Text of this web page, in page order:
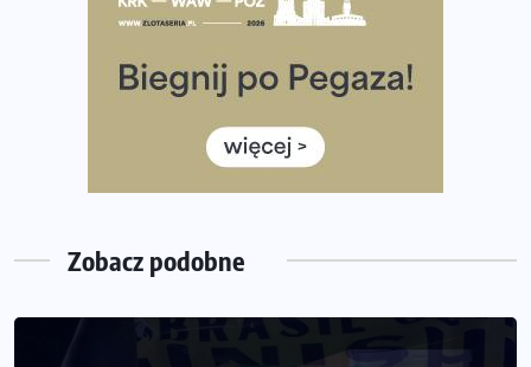
Co ma dużo białka? Produkty, które warto włączyć do
Rozbiegany Olsztyn szykuje się na weekend z
Już w tę sobotę 35. Bieg Powstania Warszawskiego.
Wystartuje rekordowa liczba uczestników
Zobacz podobne